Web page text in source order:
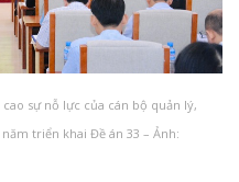
sự nỗ lực của cán bộ quản lý,
triển khai Đề án 33 – Ảnh: